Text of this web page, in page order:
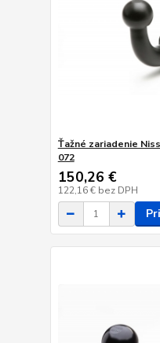
Ťažné zariadenie
072
150,26 €
122,16 € bez DPH